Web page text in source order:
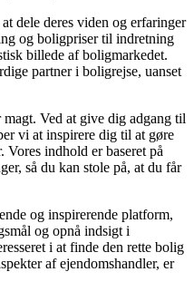
dele deres viden og erfaringer
og boligpriser til indretning
billede af boligmarkedet.
partner i boligrejse, uanset
Ved at give dig adgang til
vi at inspirere dig til at gøre
indhold er baseret på
så du kan stole på, at du får
og inspirerende platform,
og opnå indsigt i
i at finde den rette bolig
af ejendomshandler, er